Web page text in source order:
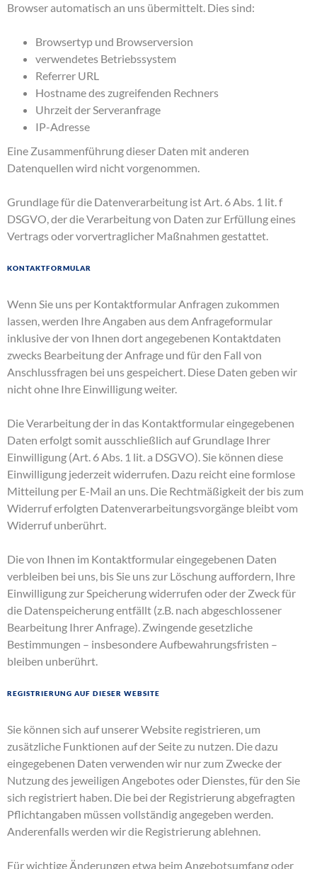
Browser automatisch an uns übermittelt. Dies sind:
Browsertyp und Browserversion
verwendetes Betriebssystem
Referrer URL
Hostname des zugreifenden Rechners
Uhrzeit der Serveranfrage
IP-Adresse
Eine Zusammenführung dieser Daten mit anderen
Datenquellen wird nicht vorgenommen.
Grundlage für die Datenverarbeitung ist Art. 6 Abs. 1 lit. f
DSGVO, der die Verarbeitung von Daten zur Erfüllung eines
Vertrags oder vorvertraglicher Maßnahmen gestattet.
Kontaktformular
Wenn Sie uns per Kontaktformular Anfragen zukommen
lassen, werden Ihre Angaben aus dem Anfrageformular
inklusive der von Ihnen dort angegebenen Kontaktdaten
zwecks Bearbeitung der Anfrage und für den Fall von
Anschlussfragen bei uns gespeichert. Diese Daten geben wir
nicht ohne Ihre Einwilligung weiter.
Die Verarbeitung der in das Kontaktformular eingegebenen
Daten erfolgt somit ausschließlich auf Grundlage Ihrer
Einwilligung (Art. 6 Abs. 1 lit. a DSGVO). Sie können diese
Einwilligung jederzeit widerrufen. Dazu reicht eine formlose
Mitteilung per E-Mail an uns. Die Rechtmäßigkeit der bis zum
Widerruf erfolgten Datenverarbeitungsvorgänge bleibt vom
Widerruf unberührt.
Die von Ihnen im Kontaktformular eingegebenen Daten
verbleiben bei uns, bis Sie uns zur Löschung auffordern, Ihre
Einwilligung zur Speicherung widerrufen oder der Zweck für
die Datenspeicherung entfällt (z.B. nach abgeschlossener
Bearbeitung Ihrer Anfrage). Zwingende gesetzliche
Bestimmungen – insbesondere Aufbewahrungsfristen –
bleiben unberührt.
Registrierung auf dieser Website
Sie können sich auf unserer Website registrieren, um
zusätzliche Funktionen auf der Seite zu nutzen. Die dazu
eingegebenen Daten verwenden wir nur zum Zwecke der
Nutzung des jeweiligen Angebotes oder Dienstes, für den Sie
sich registriert haben. Die bei der Registrierung abgefragten
Pflichtangaben müssen vollständig angegeben werden.
Anderenfalls werden wir die Registrierung ablehnen.
Für wichtige Änderungen etwa beim Angebotsumfang oder